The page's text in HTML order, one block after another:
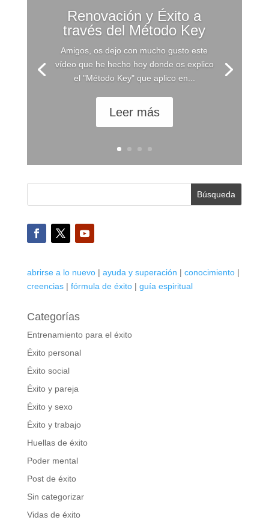
Renovación y Éxito a
través del Método Key
Amigos, os dejo con mucho gusto este
vídeo que he hecho hoy donde os explico
el "Método Key" que aplico en...
Leer más
abrirse a lo nuevo| ayuda y superación | conocimiento|
creencias| fórmula de éxito| guía espiritual
Categorías
Entrenamiento para el éxito
Éxito personal
Éxito social
Éxito y pareja
Éxito y sexo
Éxito y trabajo
Huellas de éxito
Poder mental
Post de éxito
Sin categorizar
Vidas de éxito